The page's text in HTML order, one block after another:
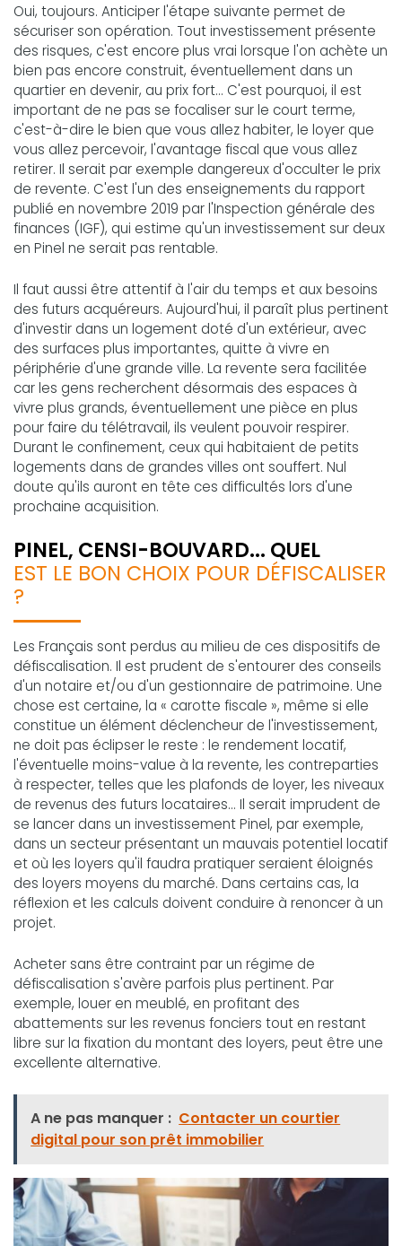
Oui, toujours. Anticiper l'étape suivante permet de
sécuriser son opération. Tout investissement présente
des risques, c'est encore plus vrai lorsque l'on achète un
bien pas encore construit, éventuellement dans un
quartier en devenir, au prix fort... C'est pourquoi, il est
important de ne pas se focaliser sur le court terme,
c'est-à-dire le bien que vous allez habiter, le loyer que
vous allez percevoir, l'avantage fiscal que vous allez
retirer. Il serait par exemple dangereux d'occulter le prix
de revente. C'est l'un des enseignements du rapport
publié en novembre 2019 par l'Inspection générale des
finances (IGF), qui estime qu'un investissement sur deux
en Pinel ne serait pas rentable.
Il faut aussi être attentif à l'air du temps et aux besoins
des futurs acquéreurs. Aujourd'hui, il paraît plus pertinent
d'investir dans un logement doté d'un extérieur, avec
des surfaces plus importantes, quitte à vivre en
périphérie d'une grande ville. La revente sera facilitée
car les gens recherchent désormais des espaces à
vivre plus grands, éventuellement une pièce en plus
pour faire du télétravail, ils veulent pouvoir respirer.
Durant le confinement, ceux qui habitaient de petits
logements dans de grandes villes ont souffert. Nul
doute qu'ils auront en tête ces difficultés lors d'une
prochaine acquisition.
PINEL, CENSI-BOUVARD... QUEL
EST LE BON CHOIX POUR DÉFISCALISER
?
Les Français sont perdus au milieu de ces dispositifs de
défiscalisation. Il est prudent de s'entourer des conseils
d'un notaire et/ou d'un gestionnaire de patrimoine. Une
chose est certaine, la « carotte fiscale », même si elle
constitue un élément déclencheur de l'investissement,
ne doit pas éclipser le reste : le rendement locatif,
l'éventuelle moins-value à la revente, les contreparties
à respecter, telles que les plafonds de loyer, les niveaux
de revenus des futurs locataires... Il serait imprudent de
se lancer dans un investissement Pinel, par exemple,
dans un secteur présentant un mauvais potentiel locatif
et où les loyers qu'il faudra pratiquer seraient éloignés
des loyers moyens du marché. Dans certains cas, la
réflexion et les calculs doivent conduire à renoncer à un
projet.
Acheter sans être contraint par un régime de
défiscalisation s'avère parfois plus pertinent. Par
exemple, louer en meublé, en profitant des
abattements sur les revenus fonciers tout en restant
libre sur la fixation du montant des loyers, peut être une
excellente alternative.
A ne pas manquer : Contacter un courtier
digital pour son prêt immobilier